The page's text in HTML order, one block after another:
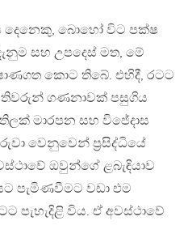
දෙනෙකු, බොහෝ විට පක්ෂ
සහ උපදෙස් මත, මේ
කොට තිබේ. එහිදී, රටට
ගණනාවක් පසුගිය
මාරපන සහ විජේදාස
වෙනුවෙන් ප‍්‍රසිද්ධියේ
ඔවුන්ගේ ළබැඳියාව
පැමිණවීමට වඩා එම
පැහැදිළි විය. ඒ අවස්ථාවේ